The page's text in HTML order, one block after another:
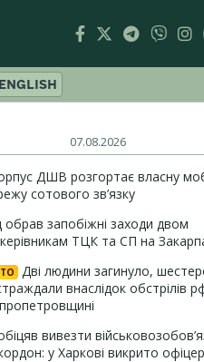
ENGLISH
07.08.2026
ДШВ розгортає власну
сотового зв’язку
обрав запобіжні заходи двом
ТЦК та СП на
Дві людини загинуло,
внаслідок обстрілів
вивезти
у Харкові викрито